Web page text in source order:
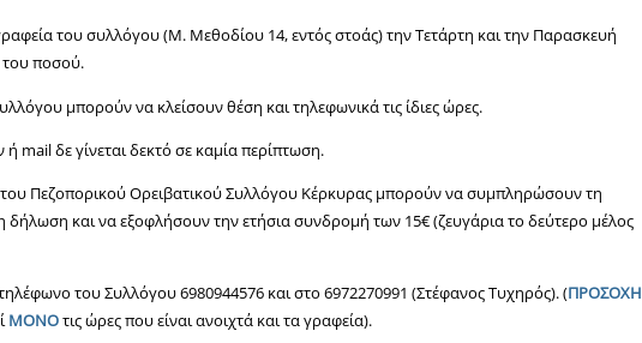
του συλλόγου (Μ. Μεθοδίου 14, εντός στοάς) την Τετάρτη και την Παρασκευή
του ποσού.
μπορούν να κλείσουν θέση και τηλεφωνικά τις ίδιες ώρες.
mail δε γίνεται δεκτό σε καμία περίπτωση.
Πεζοπορικού Ορειβατικού Συλλόγου Κέρκυρας μπορούν να συμπληρώσουν τη
δήλωση και να εξοφλήσουν την ετήσια συνδρομή των 15€ (ζευγάρια το δεύτερο μέλος
του Συλλόγου 6980944576 και στο 6972270991 (Στέφανος Τυχηρός). (ΠΡΟΣΟΧΗ
ΜΟΝΟτις ώρες που είναι ανοιχτά και τα γραφεία).